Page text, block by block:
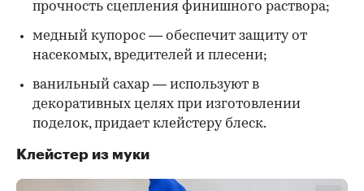
прочность сцепления финишного раствора;
медный купорос — обеспечит защиту от
насекомых, вредителей и плесени;
ванильный сахар — используют в
декоративных целях при изготовлении
поделок, придает клейстеру блеск.
Клейстер из муки